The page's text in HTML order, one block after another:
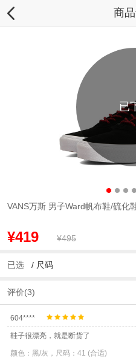
商
已
VANS万斯 男子Ward帆布鞋/硫化
¥419 ¥495
已选 / 尺码
评价(3)
604****
鞋子很漂亮，就是断货了
颜色：黑/灰，尺码：41 (合适)